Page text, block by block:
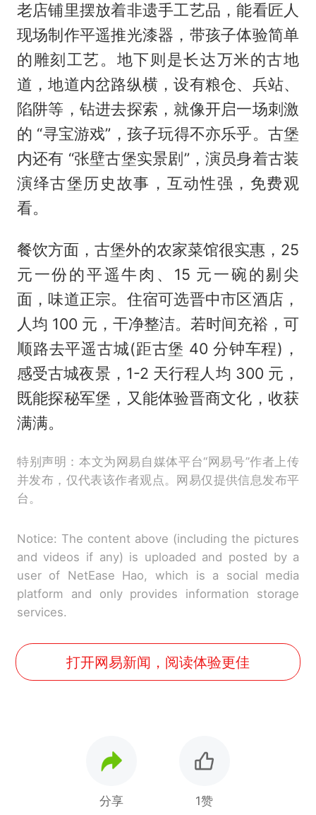
老店铺里摆放着非遗手工艺品，能看匠人
现场制作平遥推光漆器，带孩子体验简单
的雕刻工艺。地下则是长达万米的古地
道，地道内岔路纵横，设有粮仓、兵站、
陷阱等，钻进去探索，就像开启一场刺激
的 “寻宝游戏”，孩子玩得不亦乐乎。古堡
内还有 “张壁古堡实景剧”，演员身着古装
演绎古堡历史故事，互动性强，免费观
看。
餐饮方面，古堡外的农家菜馆很实惠，25
元一份的平遥牛肉、15 元一碗的剔尖
面，味道正宗。住宿可选晋中市区酒店，
人均 100 元，干净整洁。若时间充裕，可
顺路去平遥古城(距古堡 40 分钟车程)，
感受古城夜景，1-2 天行程人均 300 元，
既能探秘军堡，又能体验晋商文化，收获
满满。
特别声明：本文为网易自媒体平台“网易号”作者上传
并发布，仅代表该作者观点。网易仅提供信息发布平
台。
Notice: The content above (including the pictures
and videos if any) is uploaded and posted by a
user of NetEase Hao, which is a social media
platform and only provides information storage
services.
打开网易新闻，阅读体验更佳
分享 1赞